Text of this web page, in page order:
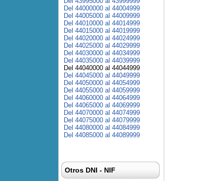
Del 44000000 al 44004999
Del 44005000 al 44009999
Del 44010000 al 44014999
Del 44015000 al 44019999
Del 44020000 al 44024999
Del 44025000 al 44029999
Del 44030000 al 44034999
Del 44035000 al 44039999
Del 44040000 al 44044999
Del 44045000 al 44049999
Del 44050000 al 44054999
Del 44055000 al 44059999
Del 44060000 al 44064999
Del 44065000 al 44069999
Del 44070000 al 44074999
Del 44075000 al 44079999
Del 44080000 al 44084999
Del 44085000 al 44089999
Otros DNI - NIF